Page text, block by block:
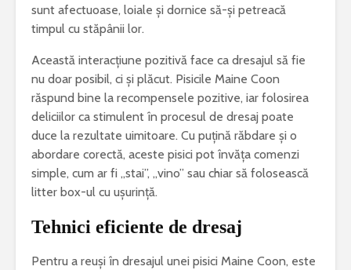
sunt afectuoase, loiale și dornice să-și petreacă
timpul cu stăpânii lor.
Această interacțiune pozitivă face ca dresajul să fie
nu doar posibil, ci și plăcut. Pisicile Maine Coon
răspund bine la recompensele pozitive, iar folosirea
deliciilor ca stimulent în procesul de dresaj poate
duce la rezultate uimitoare. Cu puțină răbdare și o
abordare corectă, aceste pisici pot învăța comenzi
simple, cum ar fi „stai”, „vino” sau chiar să folosească
litter box-ul cu ușurință.
Tehnici eficiente de dresaj
Pentru a reuși în dresajul unei pisici Maine Coon, este